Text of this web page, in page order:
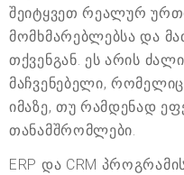
შეიტყვეთ რეალურ
მომხმარებლებსა და
თქვენგან. ეს არის
მაჩვენებელი,
იმაზე, თუ რამდენად
თანამშრომლები.
ERP და CRM